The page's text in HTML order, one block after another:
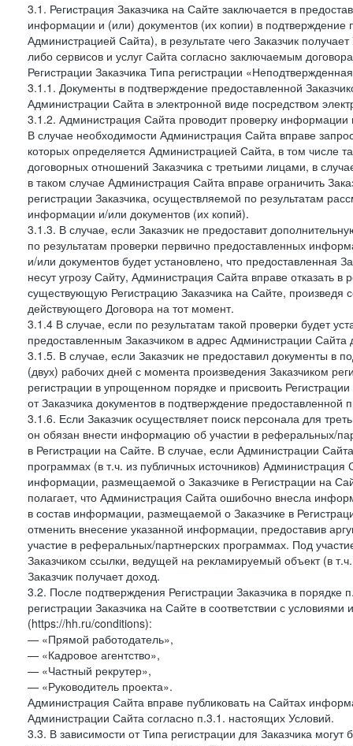
3.1. Регистрация Заказчика на Сайте заключается в
информации и (или) документов (их копии) в
Администрацией Сайта), в результате чего Заказчик
либо сервисов и услуг Сайта согласно заключаемым
Регистрации Заказчика Типа регистрации
3.1.1. Документы в подтверждение предоставленной
Администрации Сайта в электронной виде посредством
3.1.2. Администрация Сайта проводит проверку информации
В случае необходимости Администрация Сайта вправе
которых определяется Администрацией Сайта, в том числе
договорных отношений Заказчика с третьими лицами, в
в таком случае Администрация Сайта вправе ограничить
регистрации Заказчика, осуществляемой по результатам
информации и/или документов (их копий).
3.1.3. В случае, если Заказчик не предоставит
по результатам проверки первично предоставленных
и/или документов будет установлено, что предоставленная
несут угрозу Сайту, Администрация Сайта вправе отказать
существующую Регистрацию Заказчика на Сайте, произведя
действующего Договора на тот момент.
3.1.4 В случае, если по результатам такой проверки будет
предоставленным Заказчиком в адрес Администрации
3.1.5. В случае, если Заказчик не предоставил документы в
(двух) рабочих дней с момента произведения Заказчиком
регистрации в упрощенном порядке и присвоить
от Заказчика документов в подтверждение
3.1.6. Если Заказчик осуществляет поиск персонала для
он обязан внести информацию об участии в реферальных/
в Регистрации на Сайте. В случае, если Администрации
программах (в т.ч. из публичных источников)
информации, размещаемой о Заказчике в Регистрации на
полагает, что Администрация Сайта ошибочно внесла
в состав информации, размещаемой о Заказчике в
отменить внесение указанной информации, предоставив
участие в реферальных/партнерских программах. Под
Заказчиком ссылки, ведущей на рекламируемый объект (в
Заказчик получает доход.
3.2. После подтверждения Регистрации Заказчика в
регистрации Заказчика на Сайте в соответствии с
(https://hh.ru/conditions):
— «Прямой работодатель»,
— «Кадровое агентство»,
— «Частный рекрутер»,
— «Руководитель проекта».
Администрация Сайта вправе публиковать на Сайтах
Администрации Сайта согласно п.3.1. настоящих Условий.
3.3. В зависимости от Типа регистрации для Заказчика